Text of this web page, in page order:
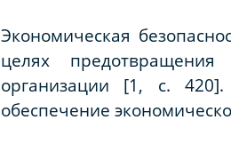
Экономическая
целях
организации [1, c. 420].
обеспечение